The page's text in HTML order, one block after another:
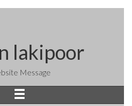
lakipoor
Message